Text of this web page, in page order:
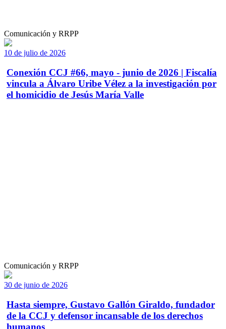
Comunicación y RRPP
10 de julio de 2026
Conexión CCJ #66, mayo - junio de 2026 | Fiscalía
vincula a Álvaro Uribe Vélez a la investigación por
el homicidio de Jesús María Valle
Comunicación y RRPP
30 de junio de 2026
Hasta siempre, Gustavo Gallón Giraldo, fundador
de la CCJ y defensor incansable de los derechos
humanos